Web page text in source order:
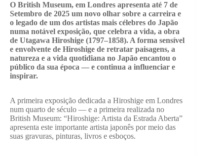
O British Museum, em Londres apresenta até 7 de
Setembro de 2025 um novo olhar sobre a carreira e
o legado de um dos artistas mais célebres do Japão
numa notável exposição, que celebra a vida, a obra
de Utagawa Hiroshige (1797–1858). A forma sensível
e envolvente de Hiroshige de retratar paisagens, a
natureza e a vida quotidiana no Japão encantou o
público da sua época — e continua a influenciar e
inspirar.
A primeira exposição dedicada a Hiroshige em Londres
num quarto de século — e a primeira realizada no
British Museum: “Hiroshige: Artista da Estrada Aberta”
apresenta este importante artista japonês por meio das
suas gravuras, pinturas, livros e esboços.